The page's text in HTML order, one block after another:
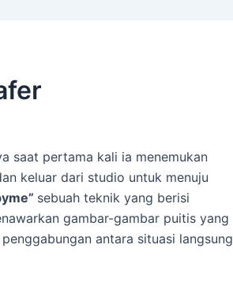
saat pertama kali ia menemukan
keluar dari studio untuk menuju
sebuah teknik yang berisi
gambar-gambar puitis yang
antara situasi langsung